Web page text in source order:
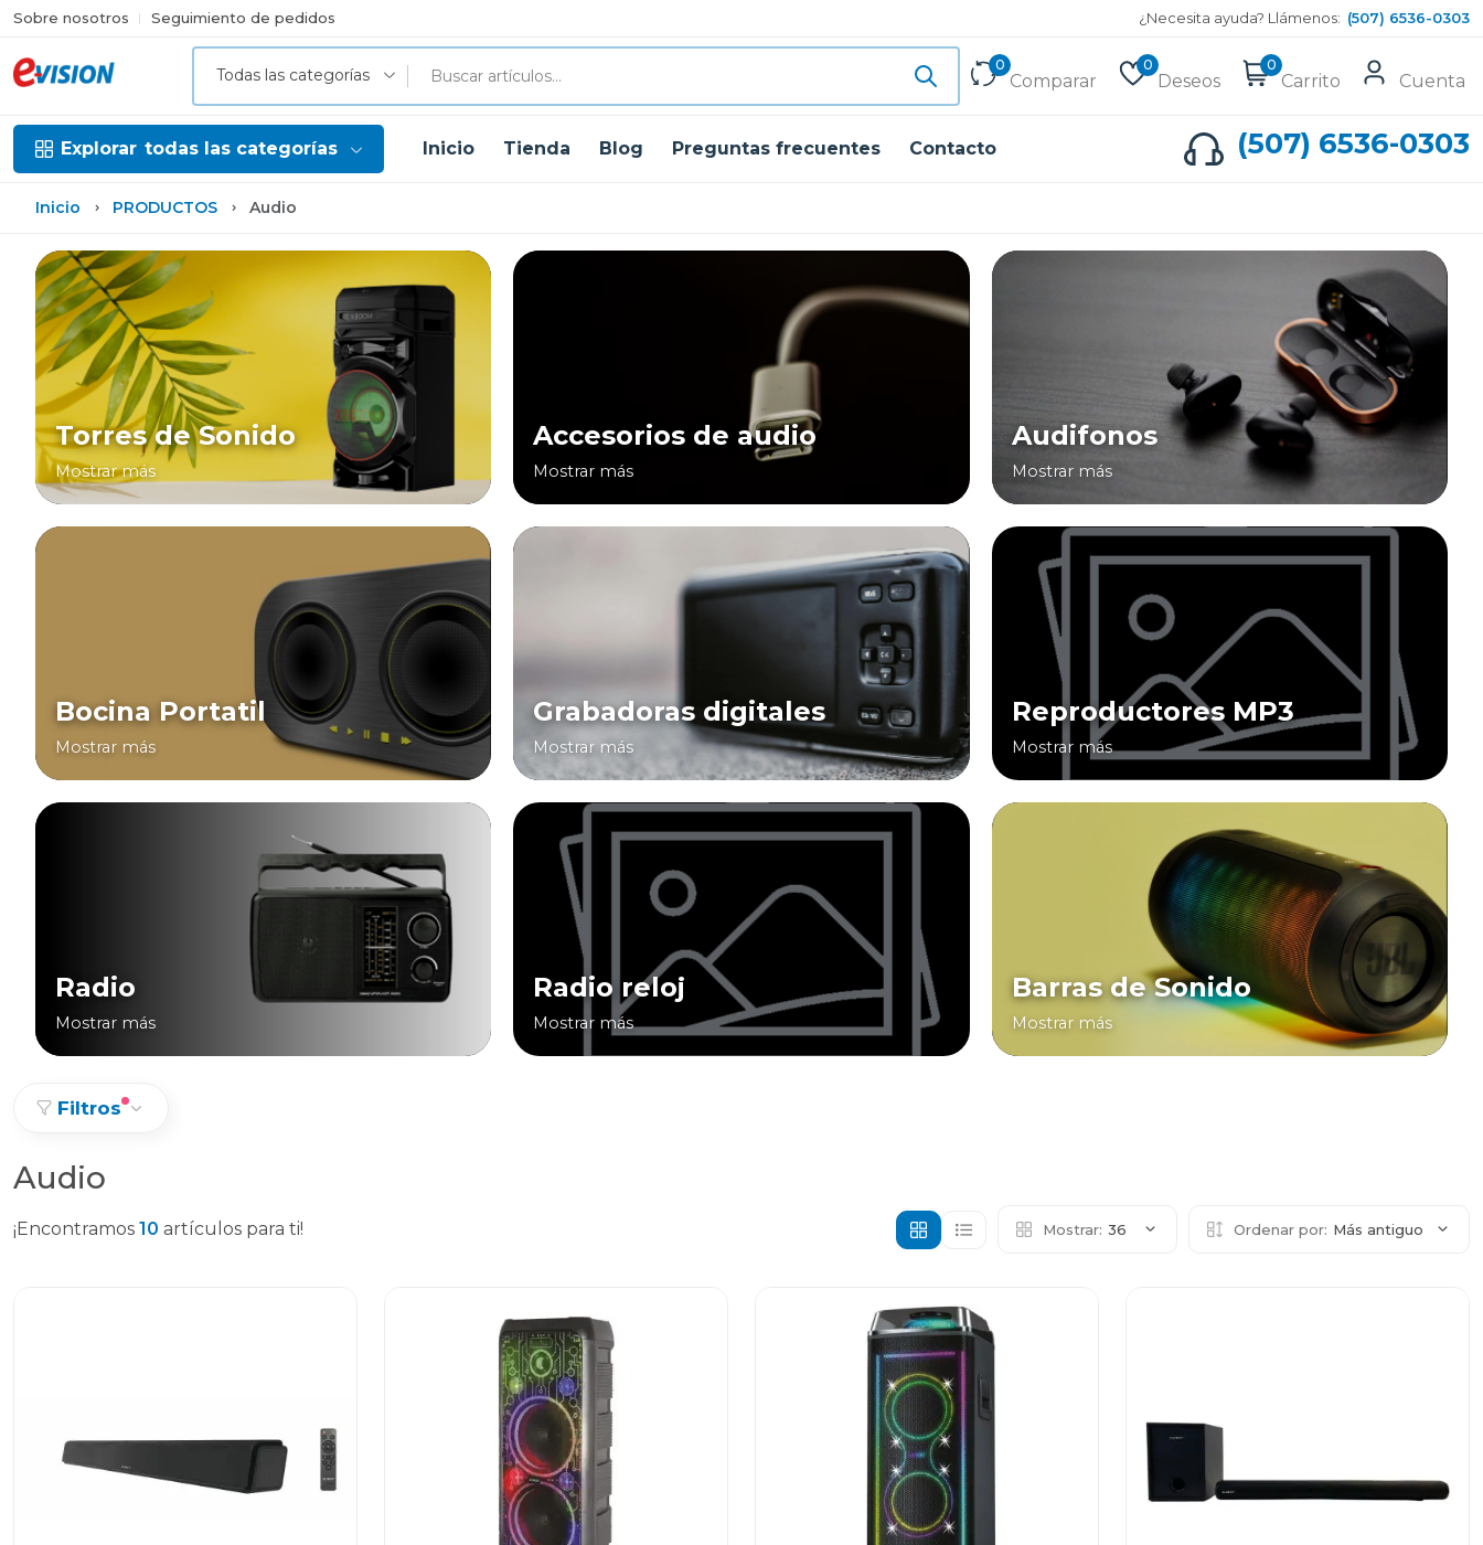
Sobre nosotros Seguimiento de pedidos ¿Necesita ayuda? Llámenos: (507) 6536-0303
Todas las categorías
0
Comparar
0
Deseos
0
Carrito Cuenta
Explorar todas las categorías Inicio Tienda Blog Preguntas frecuentes Contacto (507) 6536-0303
Inicio PRODUCTOS Audio
Torres de Sonido
Mostrar más
Accesorios de audio
Mostrar más
Audifonos
Mostrar más
Bocina Portatil
Mostrar más
Grabadoras digitales
Mostrar más
Reproductores MP3
Mostrar más
Radio
Mostrar más
Radio reloj
Mostrar más
Barras de Sonido
Mostrar más
Filtros
Audio
¡Encontramos 10 artículos para ti! Mostrar: 36 Ordenar por: Más antiguo